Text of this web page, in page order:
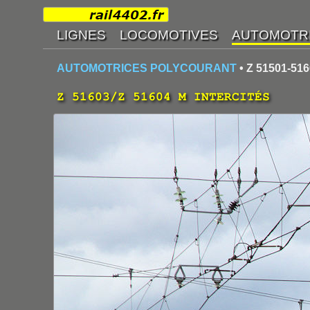
AUTOMOTRICES POLYCOURANT • Z 51501-
Z 51603/Z 51604 M INTERCITÉS